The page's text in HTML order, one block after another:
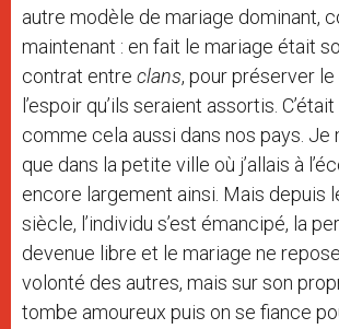
autre modèle de mariage dominant,
maintenant : en fait le mariage était
contrat entre clans, pour préserver le
l’espoir qu’ils seraient assortis.
comme cela aussi dans nos pays. Je
que dans la petite ville où j’allais à
encore largement ainsi. Mais depuis
siècle, l’individu s’est émancipé, la
devenue libre et le mariage ne
volonté des autres, mais sur son
tombe amoureux puis on se fiance